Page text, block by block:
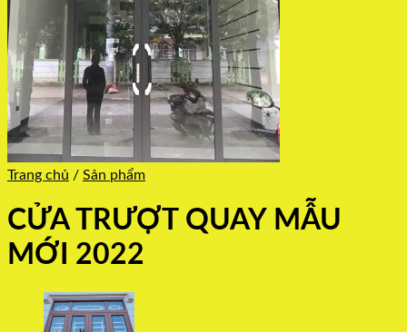
Trang chủ / Sản phẩm
CỬA TRƯỢT QUAY MẪU
MỚI 2022